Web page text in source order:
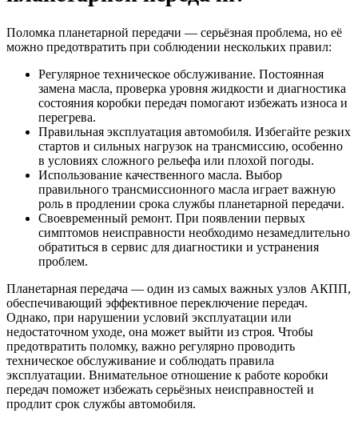
Поломка планетарной передачи — серьёзная проблема, но её
можно предотвратить при соблюдении нескольких правил:
Регулярное техническое обслуживание. Постоянная
замена масла, проверка уровня жидкости и диагностика
состояния коробки передач помогают избежать износа и
перегрева.
Правильная эксплуатация автомобиля. Избегайте резких
стартов и сильных нагрузок на трансмиссию, особенно
в условиях сложного рельефа или плохой погоды.
Использование качественного масла. Выбор
правильного трансмиссионного масла играет важную
роль в продлении срока службы планетарной передачи.
Своевременный ремонт. При появлении первых
симптомов неисправности необходимо незамедлительно
обратиться в сервис для диагностики и устранения
проблем.
Планетарная передача — один из самых важных узлов АКПП,
обеспечивающий эффективное переключение передач.
Однако, при нарушении условий эксплуатации или
недостаточном уходе, она может выйти из строя. Чтобы
предотвратить поломку, важно регулярно проводить
техническое обслуживание и соблюдать правила
эксплуатации. Внимательное отношение к работе коробки
передач поможет избежать серьёзных неисправностей и
продлит срок службы автомобиля.